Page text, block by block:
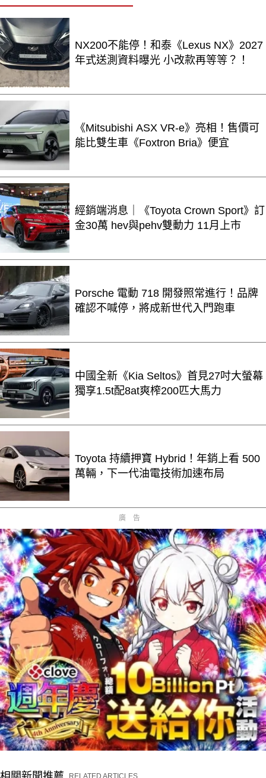
NX200不能停！和泰《Lexus NX》2027
年式送測資料曝光 小改款再等等？！
《Mitsubishi ASX VR-e》亮相！售價可
能比雙生車《Foxtron Bria》便宜
經銷端消息｜《Toyota Crown Sport》訂
金30萬 hev與pehv雙動力 11月上市
Porsche 電動 718 開發照常進行！品牌
確認不喊停，將成新世代入門跑車
中國全新《Kia Seltos》首見27吋大螢幕
獨享1.5t配8at爽榨200匹大馬力
Toyota 持續押寶 Hybrid！年銷上看 500
萬輛，下一代油電技術加速布局
廣告